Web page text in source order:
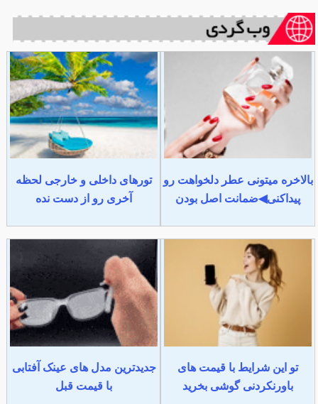
بالاخره میتونی عطر دلخواهت رو
پیداکنی◀ضمانت اصل بودن
تورهای داخلی و خارجی لحظه
آخری رو از دست نده
تو این شرایط با قیمت های
باورنکردنی گوشی بخرید
جدیدترین مدل های عینک آفتابی
با قیمت قبل